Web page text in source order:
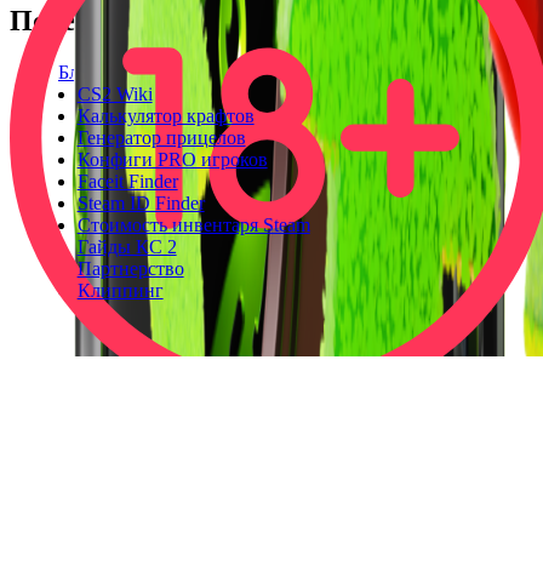
Полезное
Блог
CS2 Wiki
Калькулятор крафтов
Генератор прицелов
Конфиги PRO игроков
Faceit Finder
Steam ID Finder
Стоимость инвентаря Steam
Гайды КС 2
Партнерство
Клиппинг